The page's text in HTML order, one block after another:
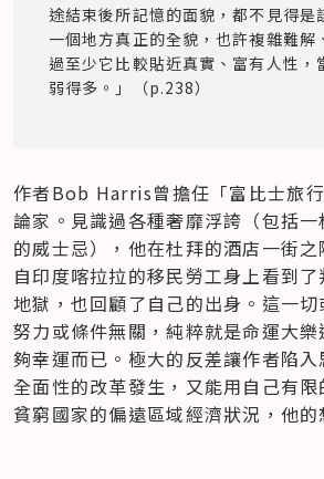
途結束後所記憶的面貌，都不見得是
一個地方真正的全貌，也許複雜難解
過至少它比較貼近真實、富有人性，
弱得多。」（p.238）
作者Bob Harris曾擔任「富比士旅
論家。見識過各種奢靡浮誇（包括
的威士忌），他在杜拜的酒店一街
自印度喀拉拉的移民勞工身上看到
地獄，也回顧了自己的出身。這一
努力或條件無關，純粹就是命運大
夠幸運而已。極大的反差讓作者陷
全面性的改革發生，又能用自己有
貧窮國家的偏遠區域經濟狀況，他的